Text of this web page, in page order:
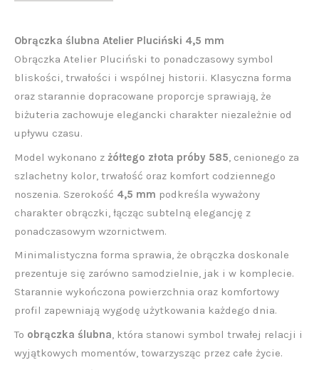
Obrączka ślubna Atelier Pluciński 4,5 mm
Obrączka Atelier Pluciński to ponadczasowy symbol
bliskości, trwałości i wspólnej historii. Klasyczna forma
oraz starannie dopracowane proporcje sprawiają, że
biżuteria zachowuje elegancki charakter niezależnie od
upływu czasu.
Model wykonano z żółtego złota próby 585, cenionego za
szlachetny kolor, trwałość oraz komfort codziennego
noszenia. Szerokość 4,5 mm podkreśla wyważony
charakter obrączki, łącząc subtelną elegancję z
ponadczasowym wzornictwem.
Minimalistyczna forma sprawia, że obrączka doskonale
prezentuje się zarówno samodzielnie, jak i w komplecie.
Starannie wykończona powierzchnia oraz komfortowy
profil zapewniają wygodę użytkowania każdego dnia.
To obrączka ślubna, która stanowi symbol trwałej relacji i
wyjątkowych momentów, towarzysząc przez całe życie.